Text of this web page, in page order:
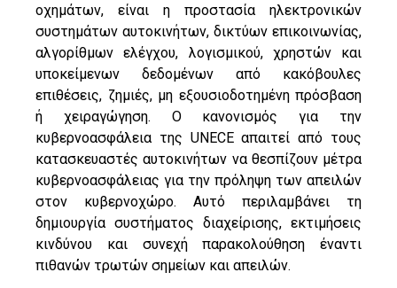
οχημάτων, είναι η προστασία ηλεκτρονικών
συστημάτων αυτοκινήτων, δικτύων επικοινωνίας,
αλγορίθμων ελέγχου, λογισμικού, χρηστών και
υποκείμενων δεδομένων από κακόβουλες
επιθέσεις, ζημιές, μη εξουσιοδοτημένη πρόσβαση
ή χειραγώγηση. Ο κανονισμός για την
κυβερνοασφάλεια της UNECE απαιτεί από τους
κατασκευαστές αυτοκινήτων να θεσπίζουν μέτρα
κυβερνοασφάλειας για την πρόληψη των απειλών
στον κυβερνοχώρο. Αυτό περιλαμβάνει τη
δημιουργία συστήματος διαχείρισης, εκτιμήσεις
κινδύνου και συνεχή παρακολούθηση έναντι
πιθανών τρωτών σημείων και απειλών.